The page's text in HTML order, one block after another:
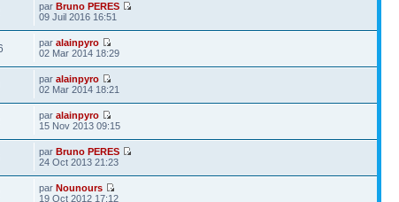
parBruno PERES
09 Juil 2016 16:51
paralainpyro
02 Mar 2014 18:29
paralainpyro
02 Mar 2014 18:21
paralainpyro
15 Nov 2013 09:15
parBruno PERES
24 Oct 2013 21:23
parNounours
19 Oct 2012 17:12